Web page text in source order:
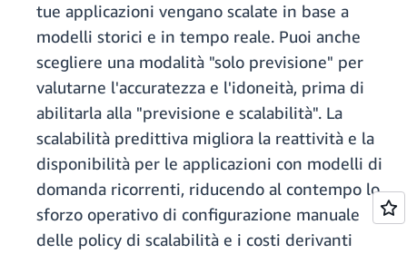
tue applicazioni vengano scalate in base a
modelli storici e in tempo reale. Puoi anche
scegliere una modalità "solo previsione" per
valutarne l'accuratezza e l'idoneità, prima di
abilitarla alla "previsione e scalabilità". La
scalabilità predittiva migliora la reattività e la
disponibilità per le applicazioni con modelli di
domanda ricorrenti, riducendo al contempo lo
sforzo operativo di configurazione manuale
delle policy di scalabilità e i costi derivanti